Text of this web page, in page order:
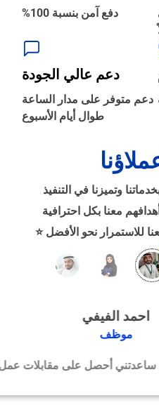
دفع آمن بنسبة 100%
دعم عالي الجودة
دعم متوفر على مدار الساعة
طوال أيام الأسبوع
وتميزنا في التنفيذ
معنا بكل احترافية
للاستمرار نحو الأفضل ⭐
الفيفي
أحصل على مقابلات عمل بسرعة
‹
‹
‹